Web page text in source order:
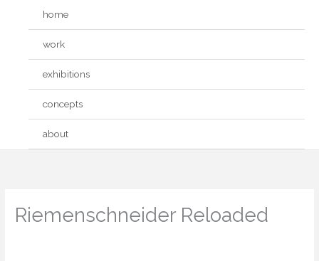
home
work
exhibitions
concepts
about
Riemenschneider Reloaded